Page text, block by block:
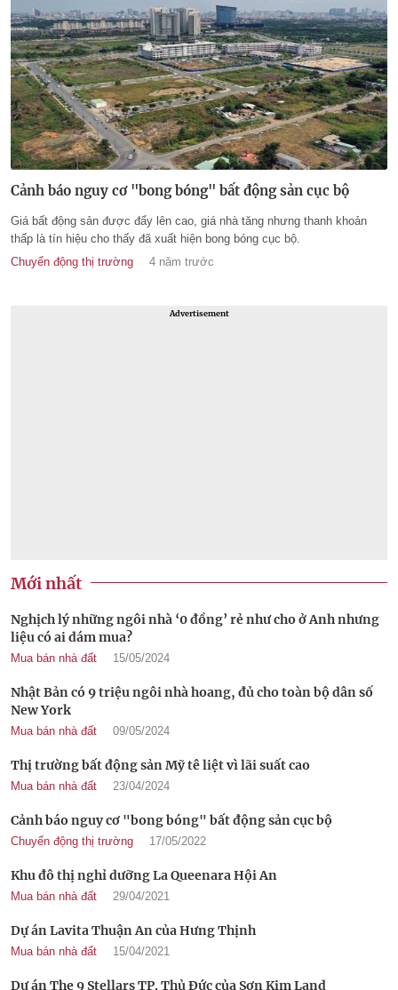
Cảnh báo nguy cơ "bong bóng" bất động sản cục bộ
Giá bất động sản được đẩy lên cao, giá nhà tăng nhưng thanh khoản
thấp là tín hiệu cho thấy đã xuất hiện bong bóng cục bộ.
Chuyển động thị trường
4 năm trước
Advertisement
Mới nhất
Nghịch lý những ngôi nhà ‘0 đồng’ rẻ như cho ở Anh nhưng
liệu có ai dám mua?
Mua bán nhà đất 15/05/2024
Nhật Bản có 9 triệu ngôi nhà hoang, đủ cho toàn bộ dân số
New York
Mua bán nhà đất 09/05/2024
Thị trường bất động sản Mỹ tê liệt vì lãi suất cao
Mua bán nhà đất 23/04/2024
Cảnh báo nguy cơ "bong bóng" bất động sản cục bộ
Chuyển động thị trường 17/05/2022
Khu đô thị nghỉ dưỡng La Queenara Hội An
Mua bán nhà đất 29/04/2021
Dự án Lavita Thuận An của Hưng Thịnh
Mua bán nhà đất 15/04/2021
Dự án The 9 Stellars TP. Thủ Đức của Sơn Kim Land